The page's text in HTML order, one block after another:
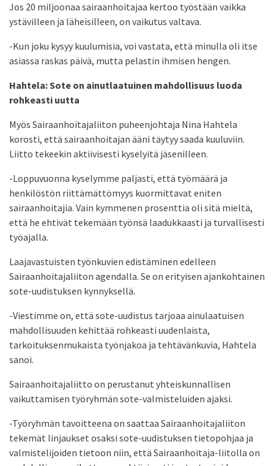
Jos 20 miljoonaa sairaanhoitajaa kertoo työstään vaikka
ystävilleen ja läheisilleen, on vaikutus valtava.
-Kun joku kysyy kuulumisia, voi vastata, että minulla oli itse
asiassa raskas päivä, mutta pelastin ihmisen hengen.
Hahtela: Sote on ainutlaatuinen mahdollisuus luoda
rohkeasti uutta
Myös Sairaanhoitajaliiton puheenjohtaja Nina Hahtela
korosti, että sairaanhoitajan ääni täytyy saada kuuluviin.
Liitto tekeekin aktiivisesti kyselyitä jäsenilleen.
-Loppuvuonna kyselymme paljasti, että työmäärä ja
henkilöstön riittämättömyys kuormittavat eniten
sairaanhoitajia. Vain kymmenen prosenttia oli sitä mieltä,
että he ehtivät tekemään työnsä laadukkaasti ja turvallisesti
työajalla.
Laajavastuisten työnkuvien edistäminen edelleen
Sairaanhoitajaliiton agendalla. Se on erityisen ajankohtainen
sote-uudistuksen kynnyksellä.
-Viestimme on, että sote-uudistus tarjoaa ainulaatuisen
mahdollisuuden kehittää rohkeasti uudenlaista,
tarkoituksenmukaista työnjakoa ja tehtävänkuvia, Hahtela
sanoi.
Sairaanhoitajaliitto on perustanut yhteiskunnallisen
vaikuttamisen työryhmän sote-valmisteluiden ajaksi.
-Työryhmän tavoitteena on saattaa Sairaanhoitajaliiton
tekemät linjaukset osaksi sote-uudistuksen tietopohjaa ja
valmistelijoiden tietoon niin, että Sairaanhoitaja-liitolla on